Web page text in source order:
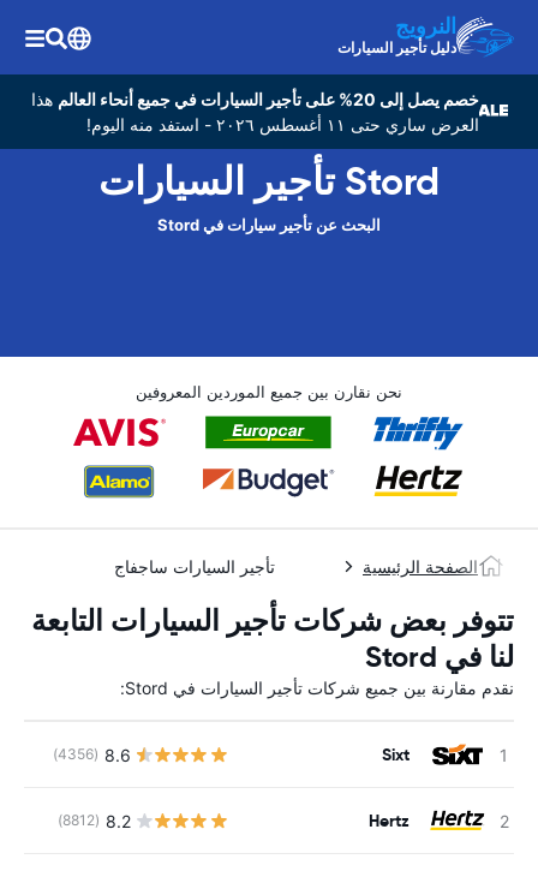
النرويج
دليل تأجير السيارات
خصم يصل إلى 20% على تأجير السيارات في جميع أنحاء العالم
هذا
العرض ساري حتى ١١ أغسطس ٢٠٢٦ - استفد منه اليوم!
Stord تأجير السيارات
البحث عن تأجير سيارات في Stord
نحن نقارن بين جميع الموردين المعروفين
الصفحة الرئيسية تأجير السيارات ساجفاج
تتوفر بعض شركات تأجير السيارات التابعة
لنا في Stord
نقدم مقارنة بين جميع شركات تأجير السيارات في Stord:
Sixt
8.6
(4356)
Hertz
8.2
(8812)